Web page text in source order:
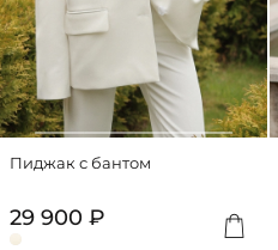
Пиджак с бантом
29 900 ₽